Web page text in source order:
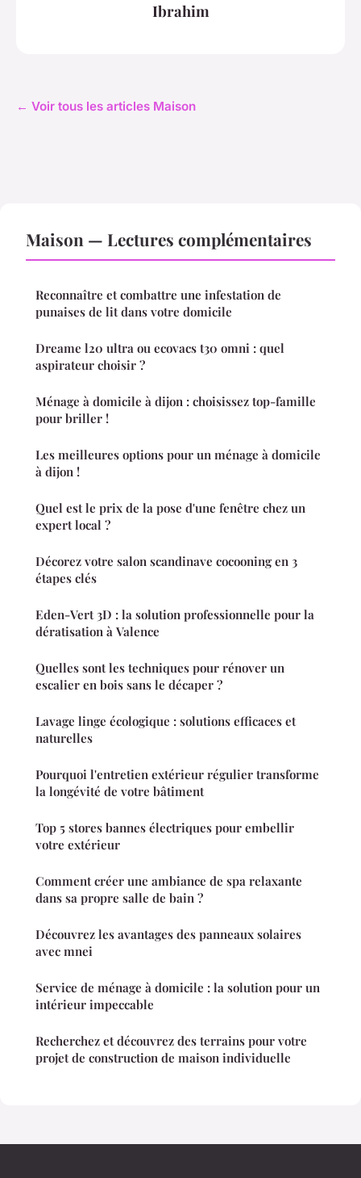
Ibrahim
← Voir tous les articles Maison
Maison — Lectures complémentaires
Reconnaître et combattre une infestation de
punaises de lit dans votre domicile
Dreame l20 ultra ou ecovacs t30 omni : quel
aspirateur choisir ?
Ménage à domicile à dijon : choisissez top-famille
pour briller !
Les meilleures options pour un ménage à domicile
à dijon !
Quel est le prix de la pose d'une fenêtre chez un
expert local ?
Décorez votre salon scandinave cocooning en 3
étapes clés
Eden-Vert 3D : la solution professionnelle pour la
dératisation à Valence
Quelles sont les techniques pour rénover un
escalier en bois sans le décaper ?
Lavage linge écologique : solutions efficaces et
naturelles
Pourquoi l'entretien extérieur régulier transforme
la longévité de votre bâtiment
Top 5 stores bannes électriques pour embellir
votre extérieur
Comment créer une ambiance de spa relaxante
dans sa propre salle de bain ?
Découvrez les avantages des panneaux solaires
avec mnei
Service de ménage à domicile : la solution pour un
intérieur impeccable
Recherchez et découvrez des terrains pour votre
projet de construction de maison individuelle